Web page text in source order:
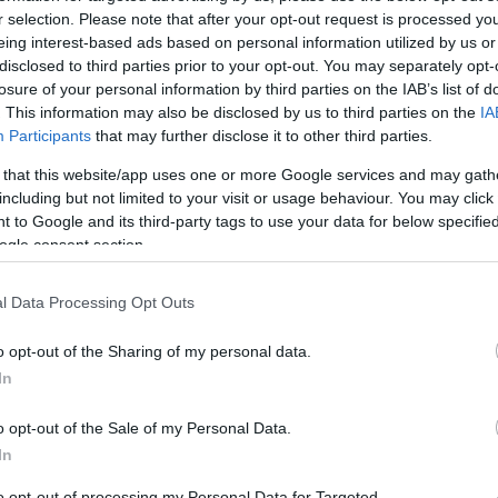
selection. Please note that after your opt-out request is processed
interest-based ads based on personal information utilized by us
to third parties prior to your opt-out. You may separately
of your personal information by third parties on the IAB’s list of
This information may also be disclosed by us to third parties on the
Participants that may further disclose it to other third parties.
that this website/app uses one or more Google services and may
but not limited to your visit or usage behaviour. You may
to Google and its third-party tags to use your data for below
consent section.
Data Processing Opt Outs
opt-out of the Sharing of my personal data.
opt-out of the Sale of my Personal Data.
a rappresentare un problema per il benessere dei
delle istituzioni di garantire una salute pubblica
vivere nella Capitale durante questi torrido
già nei prossimi giorni le temperature sono destinate a
già complessa. Gli esperti meteo avvertono che il
devastanti sulla salute, soprattutto per le
estati più calde degli ultimi anni, ci si interroga
aumentano le chiamate al pronto soccorso e
È in questo scenario che le istituzioni sono
adeguate può sollevare preoccupazioni sugli